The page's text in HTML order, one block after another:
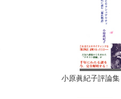
小原眞紀子評論